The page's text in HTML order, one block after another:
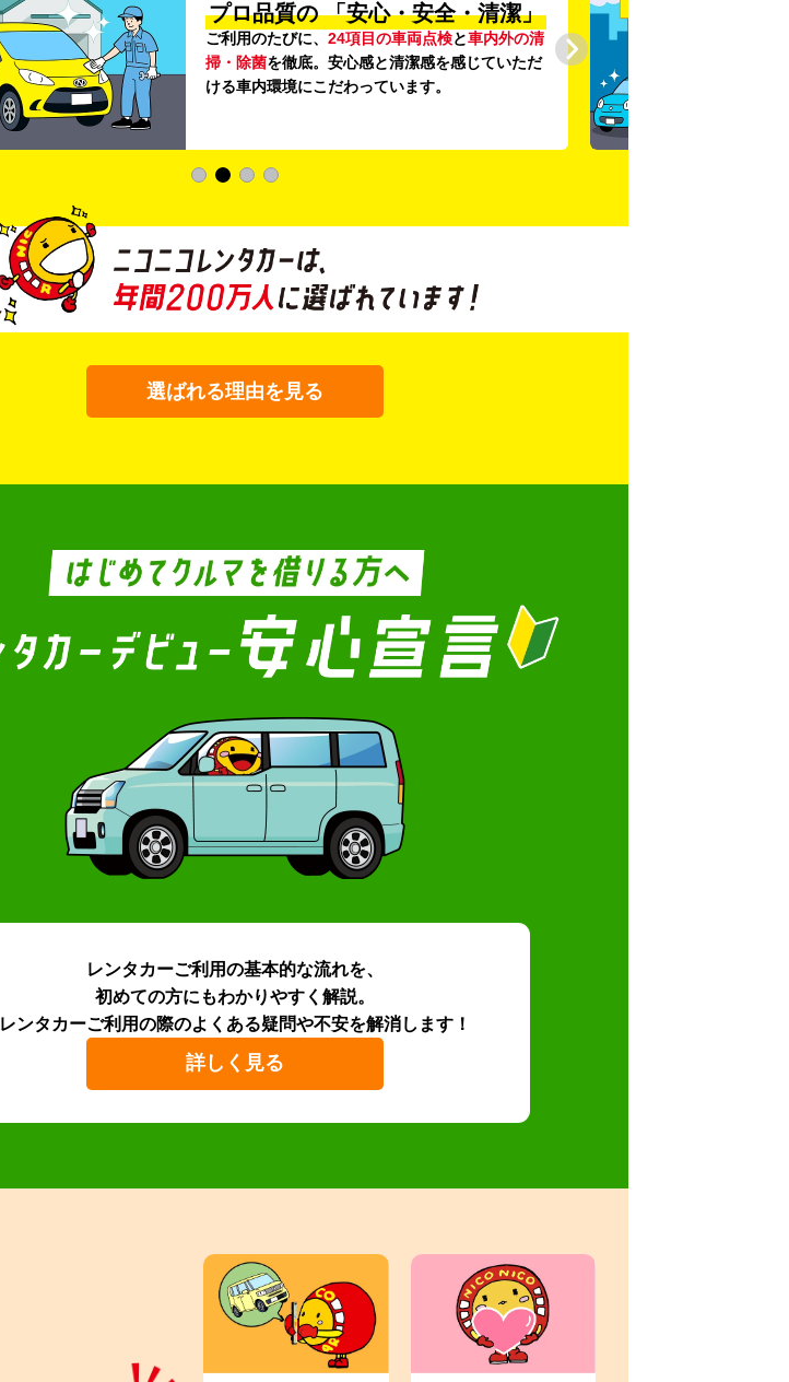
プロ品質の 「安心・安全・清潔」
ご利用のたびに、 24項目の車両点検と車内外の清
掃・除菌を徹底。安心感と清潔感を感じていただ
ける車内環境にこだわっています。
選ばれる理由を見る
レンタカーご利用の基本的な流れを、
初めての方にもわかりやすく解説。
レンタカーご利用の際のよくある疑問や不安を解消します！
詳しく見る